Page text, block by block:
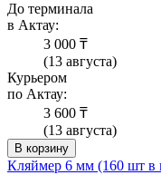
До терминала
в Актау:
3 000 ₸
(13 августа)
Курьером
по Актау:
3 600 ₸
(13 августа)
В корзину
Кляймер 6 мм (160 шт в